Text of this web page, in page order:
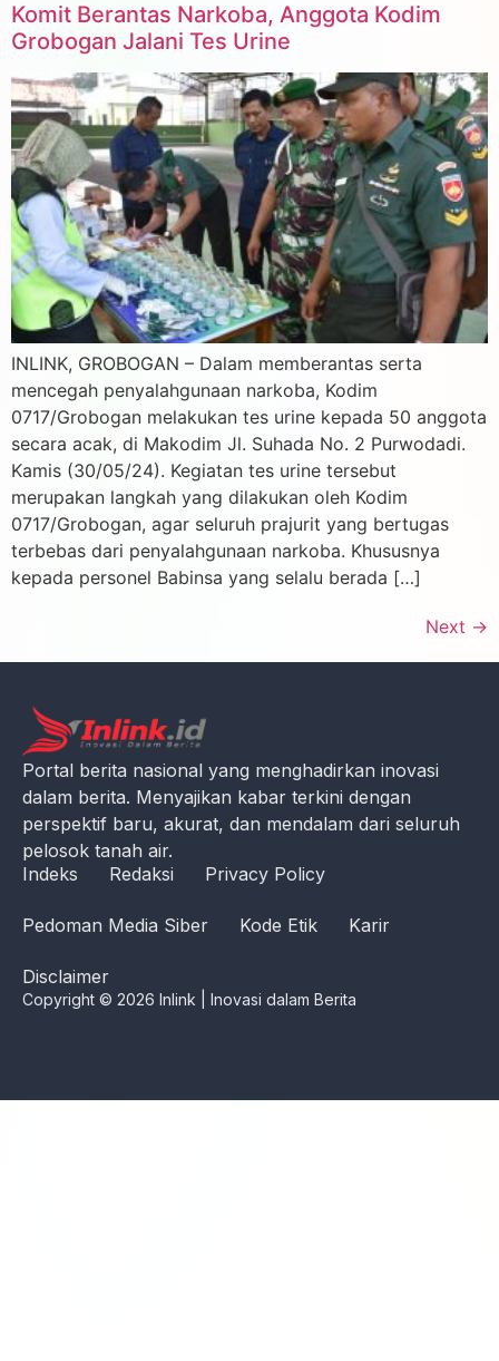
Komit Berantas Narkoba, Anggota Kodim
Grobogan Jalani Tes Urine
INLINK, GROBOGAN – Dalam memberantas serta
mencegah penyalahgunaan narkoba, Kodim
0717/Grobogan melakukan tes urine kepada 50 anggota
secara acak, di Makodim Jl. Suhada No. 2 Purwodadi.
Kamis (30/05/24). Kegiatan tes urine tersebut
merupakan langkah yang dilakukan oleh Kodim
0717/Grobogan, agar seluruh prajurit yang bertugas
terbebas dari penyalahgunaan narkoba. Khususnya
kepada personel Babinsa yang selalu berada […]
Next →
Portal berita nasional yang menghadirkan inovasi
dalam berita. Menyajikan kabar terkini dengan
perspektif baru, akurat, dan mendalam dari seluruh
pelosok tanah air.
Indeks
Redaksi Privacy Policy
Pedoman Media Siber Kode Etik Karir
Disclaimer
Copyright © 2026 Inlink | Inovasi dalam Berita